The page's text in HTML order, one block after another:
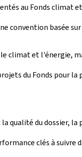
au Fonds climat
convention basée
climat et l'énergie,
du Fonds
qualité du dossier,
clés à